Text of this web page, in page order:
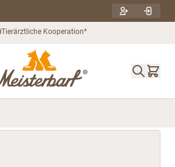
Tierärztliche Kooperation*